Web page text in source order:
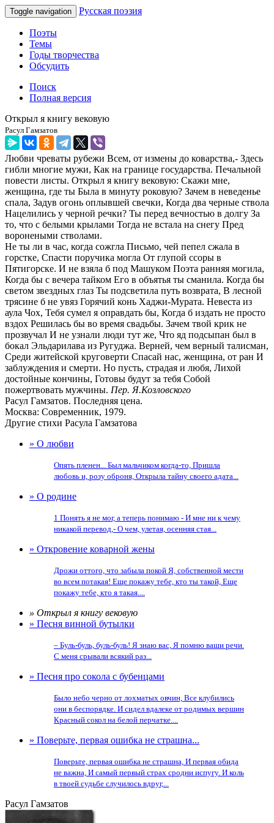
Toggle navigation Русская поэзия
Поэты
Темы
Годы творчества
Обсудить
Поиск
Полная версия
Открыл я книгу вековую
Расул Гамзатов
Любви чреваты рубежи Всем, от измены до коварства,- Здесь
гибли многие мужи, Как на границе государства. Печальной
повести листы. Открыл я книгу вековую: Скажи мне,
женщина, где ты Была в минуту роковую? Зачем в неведенье
спала, Задув огонь оплывшей свечки, Когда два черные ствола
Нацелились у черной речки? Ты перед вечностью в долгу За
то, что с белыми крылами Тогда не встала на снегу Пред
воронеными стволами.
Не ты ли в час, когда сожгла Письмо, чей пепел сжала в
горстке, Спасти поручика могла От глупой ссоры в
Пятигорске. И не взяла б под Машуком Поэта ранняя могила,
Когда бы с вечера тайком Его в объятья ты сманила. Когда бы
светом звездных глаз Ты подсветила путь возврата, В лесной
трясине б не увяз Горячий конь Хаджи-Мурата. Невеста из
аула Чох, Тебя сумел я оправдать бы, Когда б издать не просто
вздох Решилась бы во время свадьбы. Зачем твой крик не
прозвучал И не узнали люди тут же, Что яд подсыпан был в
бокал Эльдарилава из Ругуджа. Верней, чем верный талисман,
Среди житейской круговерти Спасай нас, женщина, от ран И
заблуждения и смерти. Но пусть, страдая и любя, Лихой
достойные кончины, Готовы будут за тебя Собой
пожертвовать мужчины. Пер. Я.Козловского
Расул Гамзатов. Последняя цена.
Москва: Современник, 1979.
Другие стихи Расула Гамзатова
» О любви
Опять пленен... Был мальчиком когда-то, Пришла
любовь и, розу оброня, Открыла тайну своего адата...
» О родине
1 Понять я не мог, а теперь понимаю - И мне ни к чему
никакой перевод,- О чем, улетая, осенняя стая...
» Откровение коварной жены
Дрожи оттого, что забыла покой Я, собственной мести
во всем потакая! Еще покажу тебе, кто ты такой, Еще
покажу тебе, кто я такая....
» Открыл я книгу вековую
» Песня винной бутылки
– Буль-буль, буль-буль! Я знаю вас, Я помню ваши речи.
С меня срывали всякий раз...
» Песня про сокола с бубенцами
Было небо черно от лохматых овчин, Все клубились
они в беспорядке. И сидел вдалеке от родимых вершин
Красный сокол на белой перчатке....
» Поверьте, первая ошибка не страшна...
Поверьте, первая ошибка не страшна, И первая обида
не важна, И самый первый страх сродни испугу. И коль
в твоей судьбе случилось вдруг,...
Расул Гамзатов